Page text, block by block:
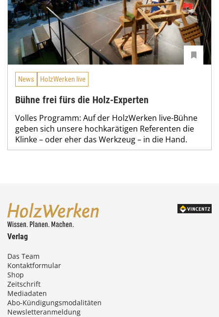
News HolzWerken live
Bühne frei fürs die Holz-Experten
Volles Programm: Auf der HolzWerken live-Bühne
geben sich unsere hochkarätigen Referenten die
Klinke – oder eher das Werkzeug – in die Hand.
Verlag
Das Team
Kontaktformular
Shop
Zeitschrift
Mediadaten
Abo-Kündigungsmodalitäten
Newsletteranmeldung